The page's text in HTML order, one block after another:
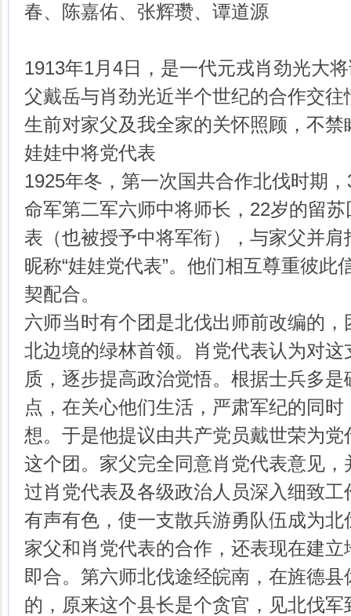
春、陈嘉佑、张辉瓒、谭道源
1913年1月4日，是一代元戎肖劲光大
父戴岳与肖劲光近半个世纪的合作交
生前对家父及我全家的关怀照顾，不
娃娃中将党代表
1925年冬，第一次国共合作北伐时期
命军第二军六师中将师长，22岁的留
表（也被授予中将军衔），与家父并
昵称“娃娃党代表”。他们相互尊重彼此
契配合。
六师当时有个团是北伐出师前改编的
北边境的绿林首领。肖党代表认为对
质，逐步提高政治觉悟。根据士兵多
点，在关心他们生活，严肃军纪的同
想。于是他提议由共产党员戴世荣为
这个团。家父完全同意肖党代表意见
过肖党代表及各级政治人员深入细致
有声有色，使一支散兵游勇队伍成为北
家父和肖党代表的合作，还表现在建
即合。第六师北伐途经皖南，在旌德
的，原来这个县长是个贪官，见北伐